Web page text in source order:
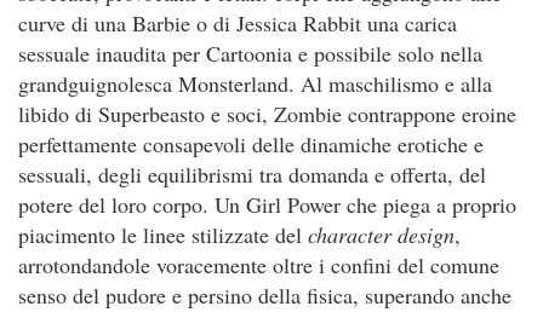
curve di una Barbie o di Jessica Rabbit una carica
sessuale inaudita per Cartoonia e possibile solo nella
grandguignolesca Monsterland. Al maschilismo e alla
libido di Superbeasto e soci, Zombie contrappone eroine
perfettamente consapevoli delle dinamiche erotiche e
sessuali, degli equilibrismi tra domanda e offerta, del
potere del loro corpo. Un Girl Power che piega a proprio
piacimento le linee stilizzate del character design,
arrotondandole voracemente oltre i confini del comune
senso del pudore e persino della fisica, superando anche